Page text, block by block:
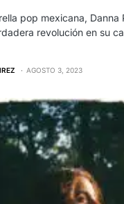
pop mexicana, Danna
revolución en su
AGOSTO 3, 2023